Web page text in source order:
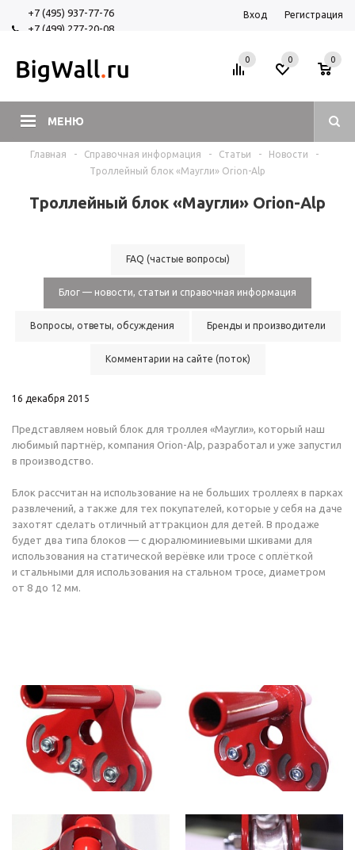
+7 (495) 937-77-76
+7 (499) 277-20-08
Вход Регистрация
МЕНЮ
0 0
0
Главная - Справочная информация - Статьи - Новости
-
Троллейный блок «Маугли» Orion-Alp
Троллейный блок «Маугли» Orion-Alp
FAQ (частые вопросы)
Блог — новости, статьи и справочная информация
Вопросы, ответы, обсуждения Бренды и производители
Комментарии на сайте (поток)
16 декабря 2015
Представляем новый блок для троллея «Маугли», который наш
любимый партнёр, компания Orion-Alp, разработал и уже запустил
в производство.
Блок рассчитан на использование на не больших троллеях в парках
развлечений, а также для тех покупателей, которые у себя на даче
захотят сделать отличный аттракцион для детей. В продаже
будет два типа блоков — с дюралюминиевыми шкивами для
использования на статической верёвке или тросе с оплёткой
и стальными для использования на стальном тросе, диаметром
от 8 до 12 мм.